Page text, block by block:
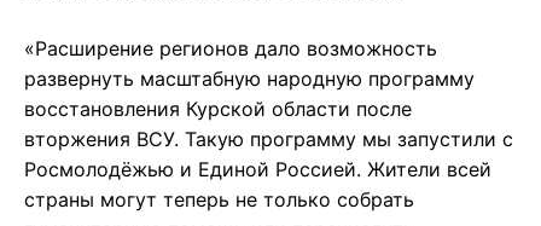
«Расширение регионов дало возможность
развернуть масштабную народную программу
восстановления Курской области после
вторжения ВСУ. Такую программу мы запустили с
Росмолодёжью и Единой Россией. Жители всей
страны могут теперь не только собрать